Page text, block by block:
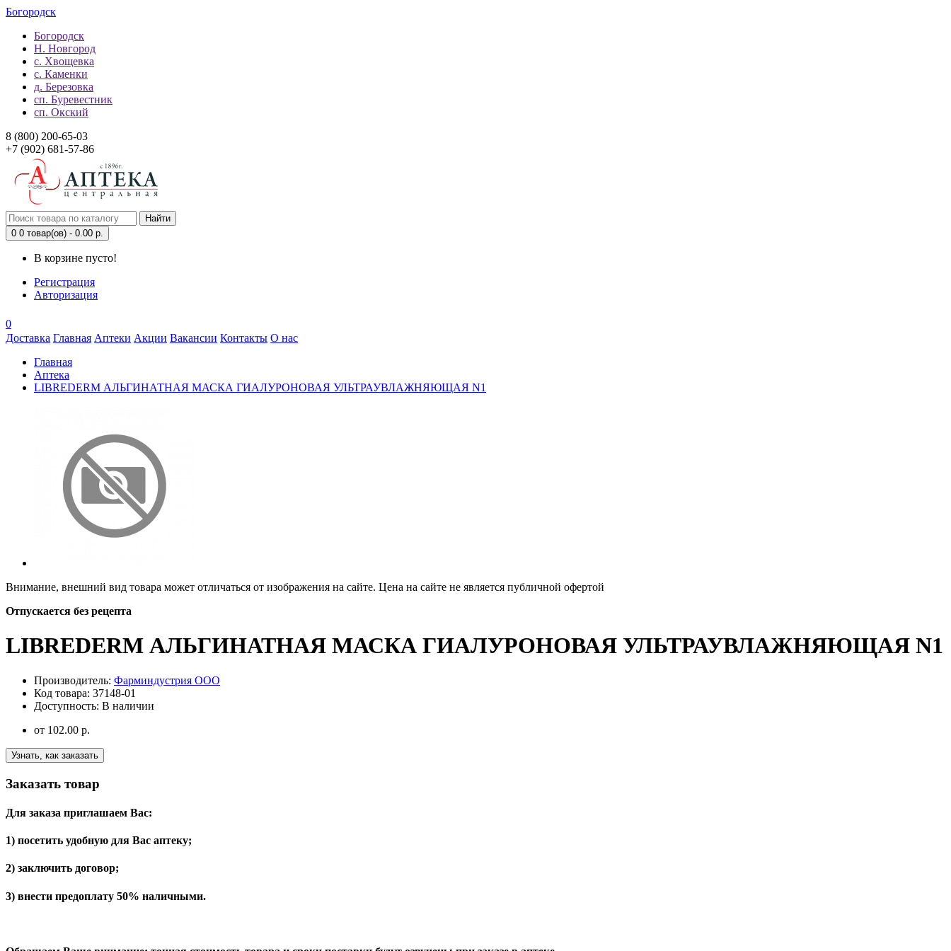
Богородск
Богородск
Н. Новгород
с. Хвощевка
с. Каменки
д. Березовка
сп. Буревестник
сп. Окский
8 (800) 200-65-03
+7 (902) 681-57-86
Найти
0 0 товар(ов) - 0.00 р.
В корзине пусто!
Регистрация
Авторизация
0
Доставка Главная Аптеки Акции Вакансии Контакты О нас
Главная
Аптека
LIBREDERM АЛЬГИНАТНАЯ МАСКА ГИАЛУРОНОВАЯ УЛЬТРАУВЛАЖНЯЮЩАЯ N1
Внимание, внешний вид товара может отличаться от изображения на сайте. Цена на сайте не является публичной офертой
Отпускается без рецепта
LIBREDERM АЛЬГИНАТНАЯ МАСКА ГИАЛУРОНОВАЯ УЛЬТРАУВЛАЖНЯЮЩАЯ N1
Производитель: Фарминдустрия ООО
Код товара: 37148-01
Доступность: В наличии
от 102.00 р.
Узнать, как заказать
Заказать товар
Для заказа приглашаем Вас:
1) посетить удобную для Вас аптеку;
2) заключить договор;
3) внести предоплату 50% наличными.